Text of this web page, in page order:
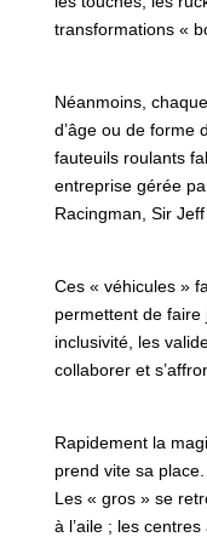
transformations «
Néanmoins,
d’âge ou de forme
fauteuils roulants
entreprise gérée
Racingman, Sir Jeff
Ces « véhicules »
permettent de
inclusivité, les
collaborer et
Rapidement la
prend vite sa place.
Les « gros » se
à l’aile ; les